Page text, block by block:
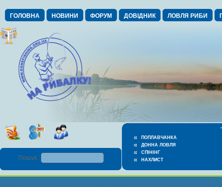
ГОЛОВНА НОВИНИ ФОРУМ ДОВІДНИК ЛОВЛЯ РИБИ
ПОПЛАВЧАНКА
ДОННА ЛОВЛЯ
СПІНІНГ
НАХЛИСТ
Пошук :